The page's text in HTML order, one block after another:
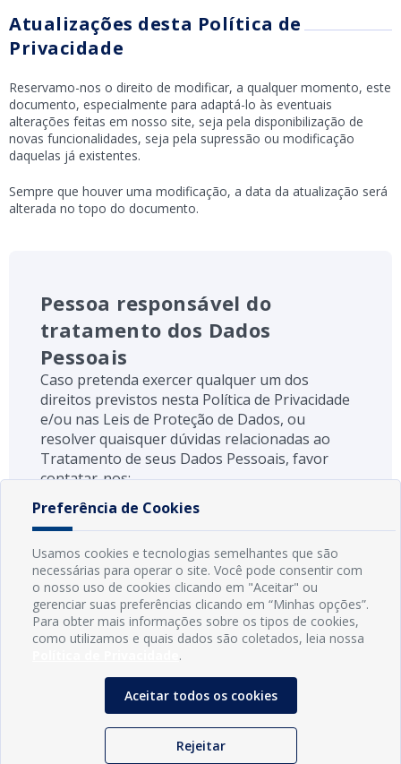
Atualizações desta Política de
Privacidade
Reservamo-nos o direito de modificar, a qualquer momento, este
documento, especialmente para adaptá-lo às eventuais
alterações feitas em nosso site, seja pela disponibilização de
novas funcionalidades, seja pela supressão ou modificação
daquelas já existentes.
Sempre que houver uma modificação, a data da atualização será
alterada no topo do documento.
Pessoa responsável do
tratamento dos Dados
Pessoais
Caso pretenda exercer qualquer um dos
direitos previstos nesta Política de Privacidade
e/ou nas Leis de Proteção de Dados, ou
resolver quaisquer dúvidas relacionadas ao
Tratamento de seus Dados Pessoais, favor
contatar-nos:
E-mail
gabinetedaprefeita@conde.pb.gov.br
Telefone
(83) 3618-0548
Endereço
LOC RODOVIA PB 018, SN, Centro, Conde -
PB, CEP: 58322-000
Preferência de Cookies
Usamos cookies e tecnologias semelhantes que são
necessárias para operar o site. Você pode consentir com
o nosso uso de cookies clicando em "Aceitar" ou
gerenciar suas preferências clicando em “Minhas opções”.
Para obter mais informações sobre os tipos de cookies,
como utilizamos e quais dados são coletados, leia nossa
.
Aceitar todos os cookies
Rejeitar